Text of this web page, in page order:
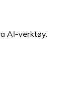
AI-verktøy.